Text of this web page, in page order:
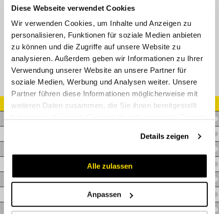
Diese Webseite verwendet Cookies
Wir verwenden Cookies, um Inhalte und Anzeigen zu
personalisieren, Funktionen für soziale Medien anbieten
zu können und die Zugriffe auf unsere Website zu
analysieren. Außerdem geben wir Informationen zu Ihrer
Verwendung unserer Website an unsere Partner für
soziale Medien, Werbung und Analysen weiter. Unsere
Partner führen diese Informationen möglicherweise mit
weiteren Daten zusammen, die Sie ihnen bereitgestellt
Details zeigen
Alle zulassen
Anpassen
Artikel Nr.
T.2SKS-06INFINITY
T.2SKS-16INFINITY
T.2SKS-25INFINITY